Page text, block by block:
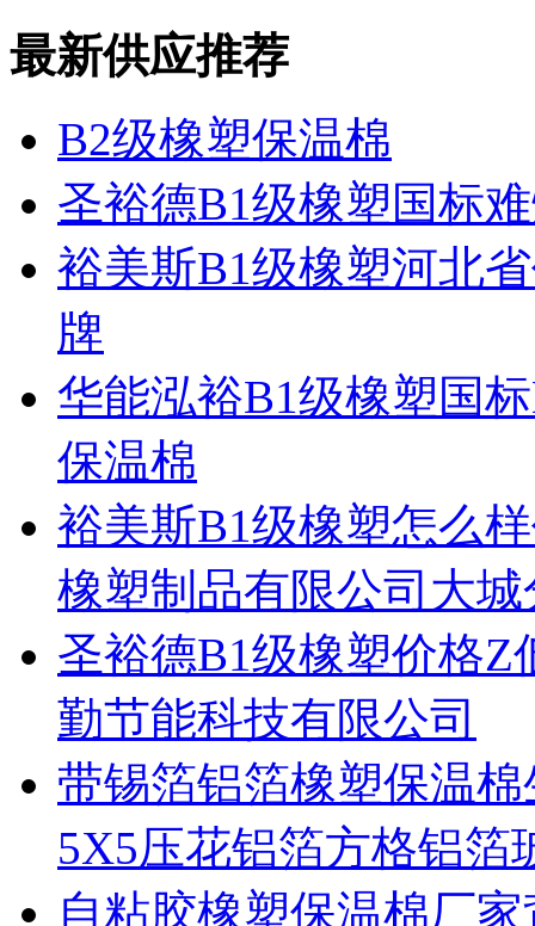
最新供应推荐
B2级橡塑保温棉
圣裕德B1级橡塑国标
裕美斯B1级橡塑河北
牌
华能泓裕B1级橡塑国
保温棉
裕美斯B1级橡塑怎么
橡塑制品有限公司大
圣裕德B1级橡塑价格Z
勤节能科技有限公司
带锡箔铝箔橡塑保温
5X5压花铝箔方格铝箔
自粘胶橡塑保温棉厂